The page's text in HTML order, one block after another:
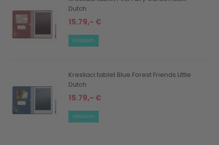
Dutch
15.79,- €
skladom
Kresliaci tablet Blue Forest Friends Little
Dutch
15.79,- €
skladom